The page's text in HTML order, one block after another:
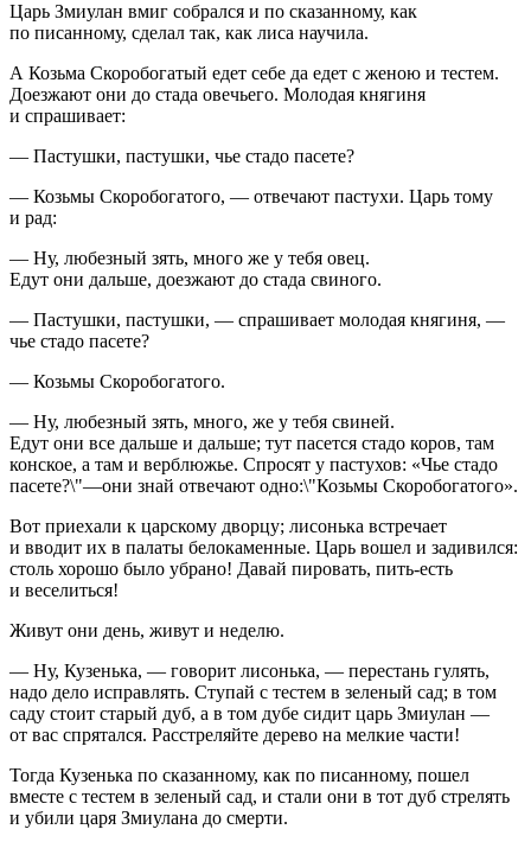
Царь Змиулан вмиг собрался и по сказанному, как
по писанному, сделал так, как лиса научила.
А Козьма Скоробогатый едет себе да едет с женою и тестем.
Доезжают они до стада овечьего. Молодая княгиня
и спрашивает:
— Пастушки, пастушки, чье стадо пасете?
— Козьмы Скоробогатого, — отвечают пастухи. Царь тому
и рад:
— Ну, любезный зять, много же у тебя овец.
Едут они дальше, доезжают до стада свиного.
— Пастушки, пастушки, — спрашивает молодая княгиня, —
чье стадо пасете?
— Козьмы Скоробогатого.
— Ну, любезный зять, много, же у тебя свиней.
Едут они все дальше и дальше; тут пасется стадо коров, там
конское, а там и верблюжье. Спросят у пастухов: «Чье стадо
пасете?\"—они знай отвечают одно:\"Козьмы Скоробогатого».
Вот приехали к царскому дворцу; лисонька встречает
и вводит их в палаты белокаменные. Царь вошел и задивился:
столь хорошо было убрано! Давай пировать, пить-есть
и веселиться!
Живут они день, живут и неделю.
— Ну, Кузенька, — говорит лисонька, — перестань гулять,
надо дело исправлять. Ступай с тестем в зеленый сад; в том
саду стоит старый дуб, а в том дубе сидит царь Змиулан —
от вас спрятался. Расстреляйте дерево на мелкие части!
Тогда Кузенька по сказанному, как по писанному, пошел
вместе с тестем в зеленый сад, и стали они в тот дуб стрелять
и убили царя Змиулана до смерти.